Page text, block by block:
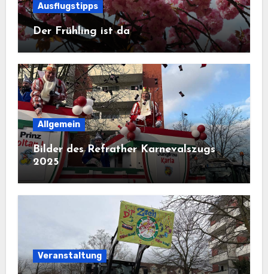
Ausflugstipps
Der Frühling ist da
Allgemein
Bilder des Refrather Karnevalszugs
2025
Veranstaltung